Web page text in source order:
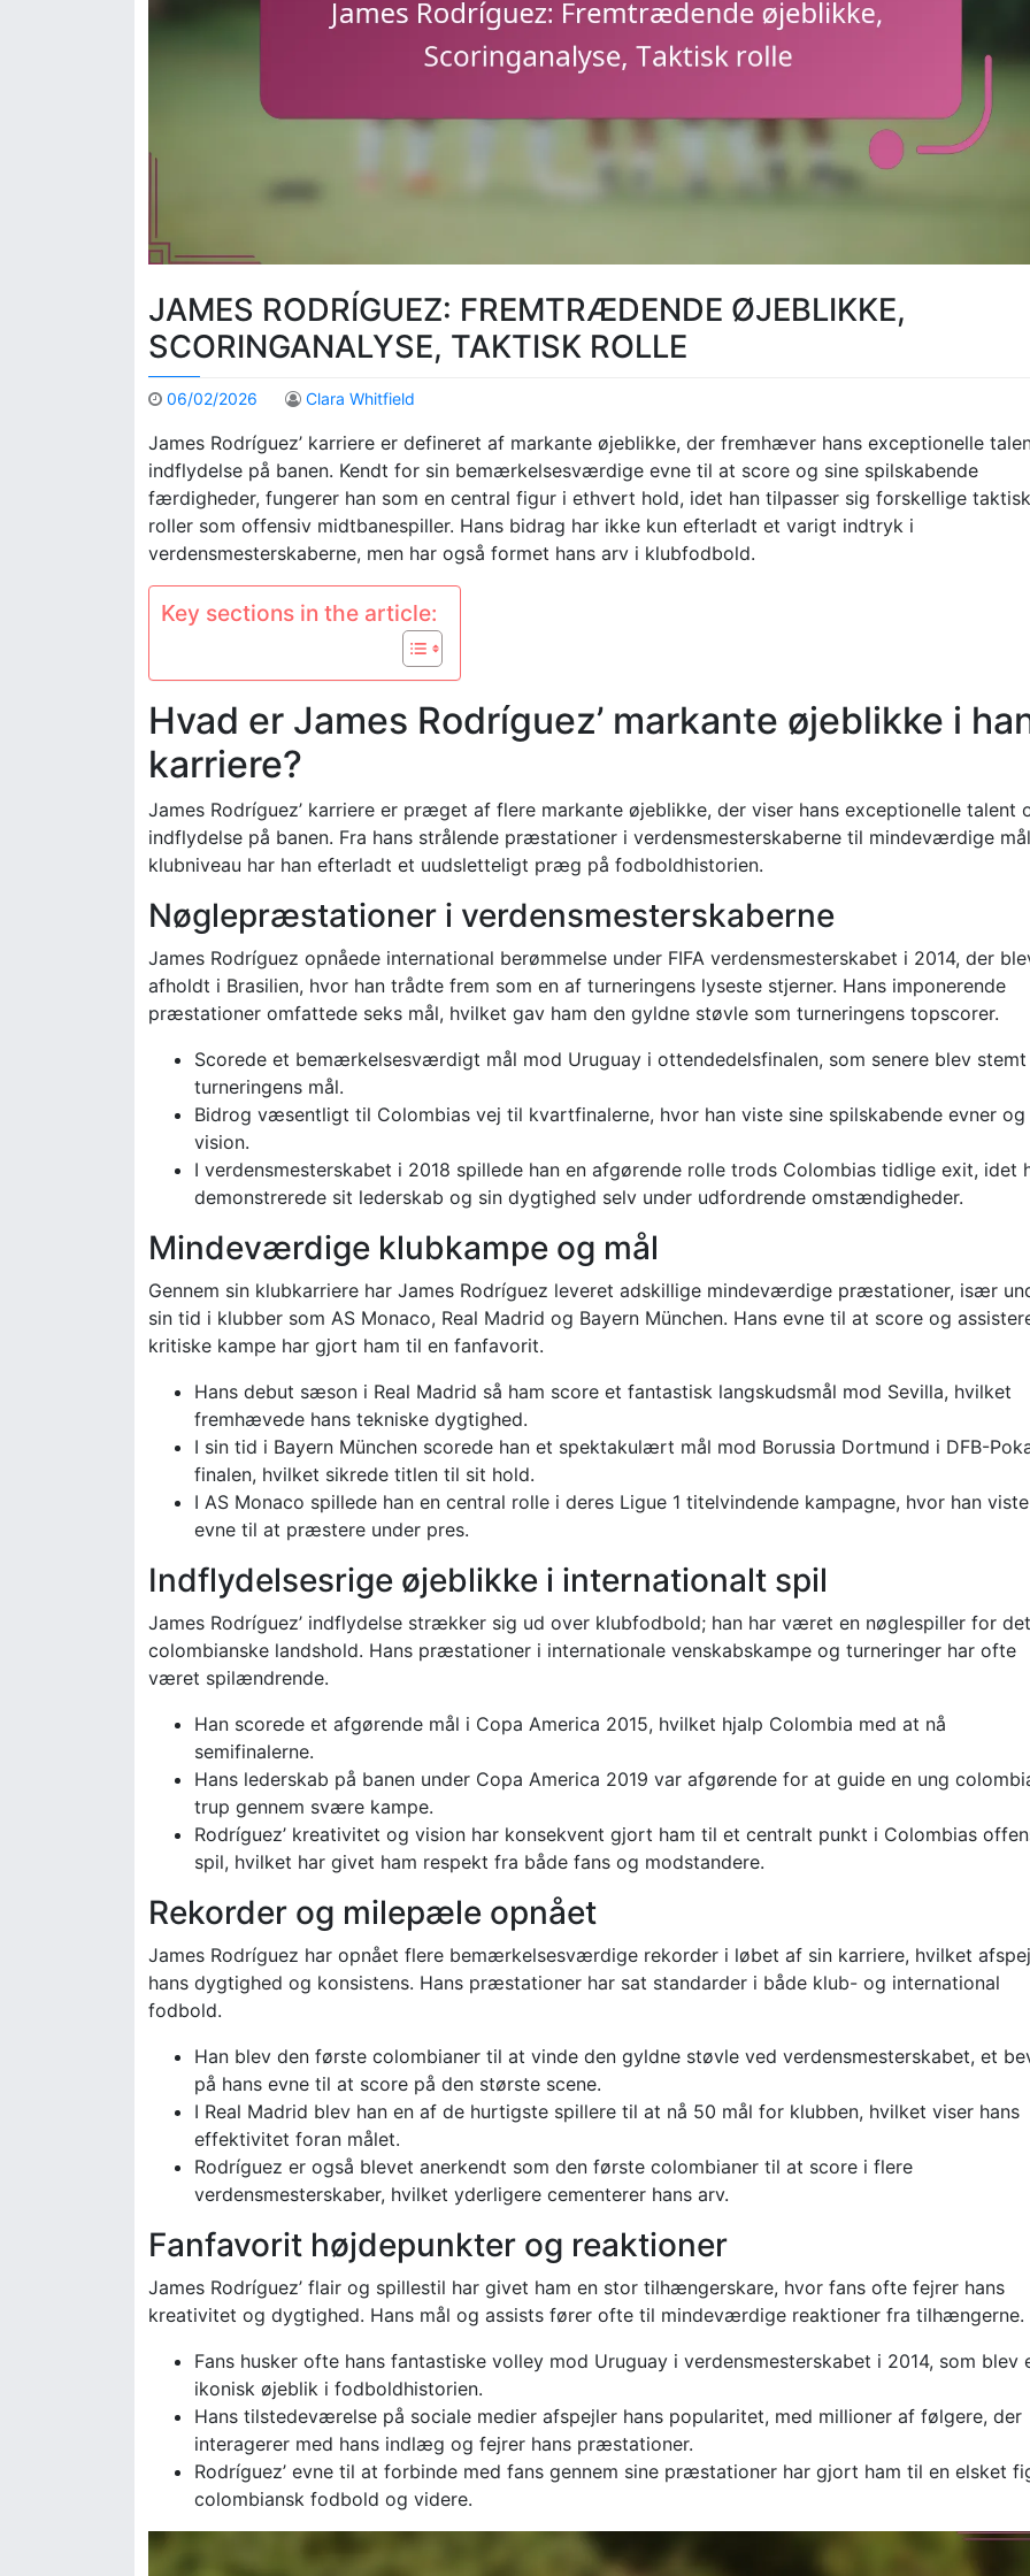
JAMES RODRÍGUEZ: FREMTRÆDENDE ØJEBLIKKE,
SCORINGANALYSE, TAKTISK ROLLE
06/02/2026 Clara Whitfield
James Rodríguez’ karriere er defineret af markante øjeblikke, der fremhæver hans exceptionelle
indflydelse på banen. Kendt for sin bemærkelsesværdige evne til at score og sine spilskabende
færdigheder, fungerer han som en central figur i ethvert hold, idet han tilpasser sig forskellige
roller som offensiv midtbanespiller. Hans bidrag har ikke kun efterladt et varigt indtryk i
verdensmesterskaberne, men har også formet hans arv i klubfodbold.
Key sections in the article:
Hvad er James Rodríguez’ markante øjeblikke i
karriere?
James Rodríguez’ karriere er præget af flere markante øjeblikke, der viser hans exceptionelle talent
indflydelse på banen. Fra hans strålende præstationer i verdensmesterskaberne til mindeværdige
klubniveau har han efterladt et uudsletteligt præg på fodboldhistorien.
Nøglepræstationer i verdensmesterskaberne
James Rodríguez opnåede international berømmelse under FIFA verdensmesterskabet i 2014, der
afholdt i Brasilien, hvor han trådte frem som en af turneringens lyseste stjerner. Hans imponerende
præstationer omfattede seks mål, hvilket gav ham den gyldne støvle som turneringens topscorer.
Scorede et bemærkelsesværdigt mål mod Uruguay i ottendedelsfinalen, som senere blev stemt
turneringens mål.
Bidrog væsentligt til Colombias vej til kvartfinalerne, hvor han viste sine spilskabende evner og
vision.
I verdensmesterskabet i 2018 spillede han en afgørende rolle trods Colombias tidlige exit, idet
demonstrerede sit lederskab og sin dygtighed selv under udfordrende omstændigheder.
Mindeværdige klubkampe og mål
Gennem sin klubkarriere har James Rodríguez leveret adskillige mindeværdige præstationer, især
sin tid i klubber som AS Monaco, Real Madrid og Bayern München. Hans evne til at score og
kritiske kampe har gjort ham til en fanfavorit.
Hans debut sæson i Real Madrid så ham score et fantastisk langskudsmål mod Sevilla, hvilket
fremhævede hans tekniske dygtighed.
I sin tid i Bayern München scorede han et spektakulært mål mod Borussia Dortmund i DFB-
finalen, hvilket sikrede titlen til sit hold.
I AS Monaco spillede han en central rolle i deres Ligue 1 titelvindende kampagne, hvor han
evne til at præstere under pres.
Indflydelsesrige øjeblikke i internationalt spil
James Rodríguez’ indflydelse strækker sig ud over klubfodbold; han har været en nøglespiller for det
colombianske landshold. Hans præstationer i internationale venskabskampe og turneringer har ofte
været spilændrende.
Han scorede et afgørende mål i Copa America 2015, hvilket hjalp Colombia med at nå
semifinalerne.
Hans lederskab på banen under Copa America 2019 var afgørende for at guide en ung
trup gennem svære kampe.
Rodríguez’ kreativitet og vision har konsekvent gjort ham til et centralt punkt i Colombias
spil, hvilket har givet ham respekt fra både fans og modstandere.
Rekorder og milepæle opnået
James Rodríguez har opnået flere bemærkelsesværdige rekorder i løbet af sin karriere, hvilket
hans dygtighed og konsistens. Hans præstationer har sat standarder i både klub- og international
fodbold.
Han blev den første colombianer til at vinde den gyldne støvle ved verdensmesterskabet, et
på hans evne til at score på den største scene.
I Real Madrid blev han en af de hurtigste spillere til at nå 50 mål for klubben, hvilket viser hans
effektivitet foran målet.
Rodríguez er også blevet anerkendt som den første colombianer til at score i flere
verdensmesterskaber, hvilket yderligere cementerer hans arv.
Fanfavorit højdepunkter og reaktioner
James Rodríguez’ flair og spillestil har givet ham en stor tilhængerskare, hvor fans ofte fejrer hans
kreativitet og dygtighed. Hans mål og assists fører ofte til mindeværdige reaktioner fra tilhængerne.
Fans husker ofte hans fantastiske volley mod Uruguay i verdensmesterskabet i 2014, som blev
ikonisk øjeblik i fodboldhistorien.
Hans tilstedeværelse på sociale medier afspejler hans popularitet, med millioner af følgere, der
interagerer med hans indlæg og fejrer hans præstationer.
Rodríguez’ evne til at forbinde med fans gennem sine præstationer har gjort ham til en elsket
colombiansk fodbold og videre.